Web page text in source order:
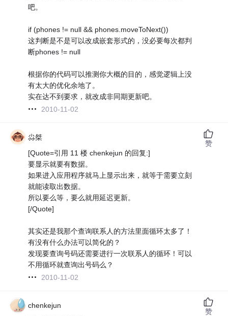
吧。
if (phones != null && phones.moveToNext())
这判断是不是可以改成嵌套形式的，没必要每次都判
断phones != null
根据你的代码可以推测你大概的目的，感觉逻辑上没
有太大的优化余地了。
实在达不到要求，就改成非同期更新吧。
2010-11-02
尛桀
[Quote=引用 11 楼 chenkejun 的回复:]
要显示就要有数据。
如果进入应用程序就马上显示出来，就等于需要立刻
就能读取出数据。
所以要么等，要么就用延迟更新。
[/Quote]
其实还是我那个查询联系人的方法里面循环太多了！
有没有什么办法可以简化的？
发现要查询号码还需要进行一次联系人的循环！可以
不用循环就查询出号码么？
2010-11-02
赞
chenkejun
赞